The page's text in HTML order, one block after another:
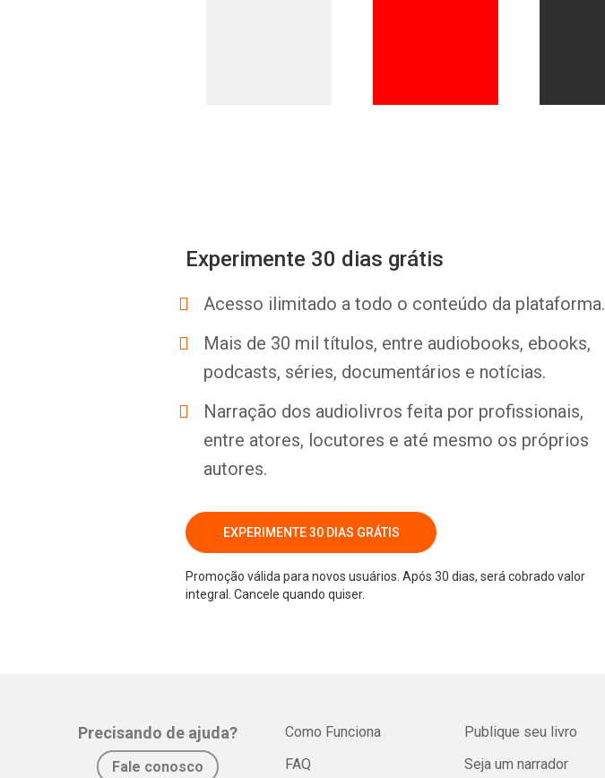
Experimente 30 dias grátis
Acesso ilimitado a todo o conteúdo da plataforma.
Mais de 30 mil títulos, entre audiobooks, ebooks,
podcasts, séries, documentários e notícias.
Narração dos audiolivros feita por profissionais,
entre atores, locutores e até mesmo os próprios
autores.
EXPERIMENTE 30 DIAS GRÁTIS
Promoção válida para novos usuários. Após 30 dias, será cobrado valor
integral. Cancele quando quiser.
Precisando de ajuda?
Fale conosco
Como Funciona
FAQ
Publique seu livro
Seja um narrador